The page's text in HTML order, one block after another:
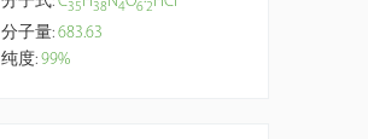
35 38 4 62
分子量: 683.63
纯度: 99%